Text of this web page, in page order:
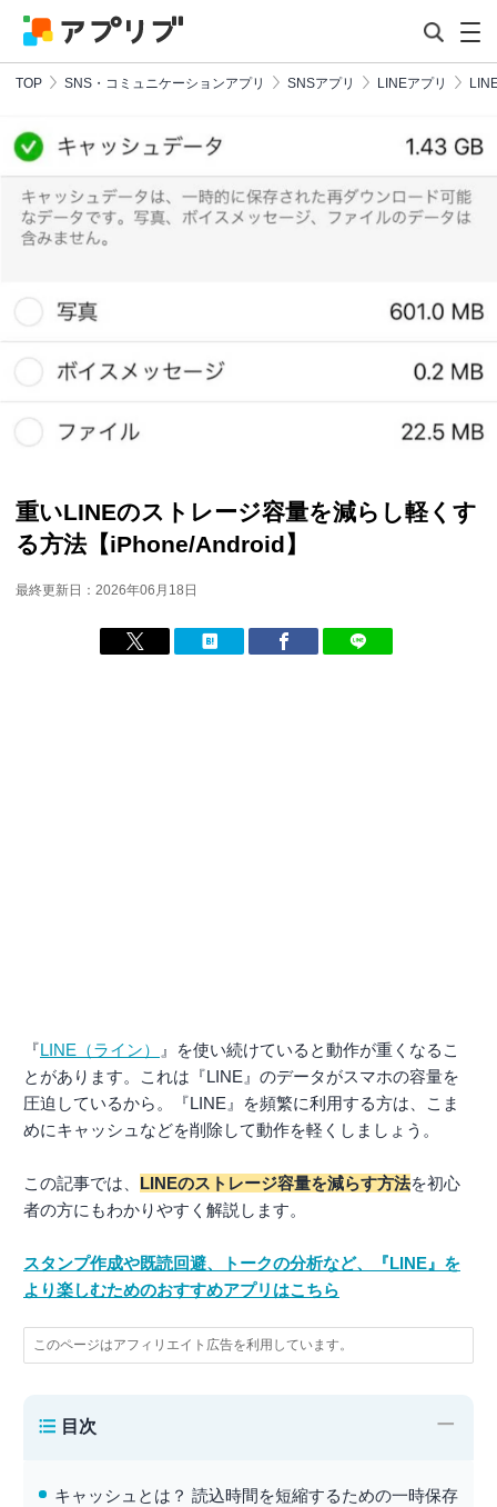
TOP SNS・コミュニケーションアプリ SNSアプリ LINEアプリ
重いLINEのストレージ容量を減らし軽くす
る方法【iPhone/Android】
最終更新日：2026年06月18日
『LINE（ライン）
』を使い続けていると動作が重くなるこ
とがあります。これは『LINE』のデータがスマホの容量を
圧迫しているから。『LINE』を頻繁に利用する方は、こま
めにキャッシュなどを削除して動作を軽くしましょう。
この記事では、 LINEのストレージ容量を減らす方法を初心
者の方にもわかりやすく解説します。
スタンプ作成や既読回避、トークの分析など、『LINE』を
より楽しむためのおすすめアプリはこちら
このページはアフィリエイト広告を利用しています。
目次 −
キャッシュとは？ 読込時間を短縮するための一時保存